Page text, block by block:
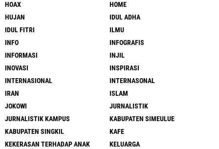
HOAX
HOME
HUJAN
IDUL ADHA
IDUL FITRI
ILMU
INFO
INFOGRAFIS
INFORMASI
INJIL
INOVASI
INSPIRASI
INTERNASIONAL
INTERNASONAL
IRAN
ISLAM
JOKOWI
JURNALISTIK
JURNALISTIK KAMPUS
KABUPATEN SIMEULUE
KABUPATEN SINGKIL
KAFE
KEKERASAN TERHADAP ANAK
KELUARGA